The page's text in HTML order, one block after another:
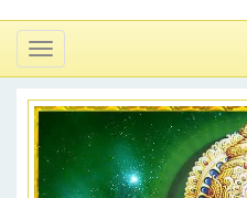
Toggle
navigation